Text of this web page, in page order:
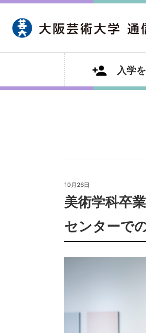
入学
10月26日
美術学科卒
センターで